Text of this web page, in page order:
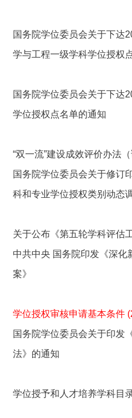
国务院学位委员会关于下达
学与工程一级学科学位授权
国务院学位委员会关于下达
学位授权点名单的通知
“双一流”建设成效评价办法（
国务院学位委员会关于修订
科和专业学位授权类别动态
关于公布《第五轮学科评估
中共中央 国务院印发《深化
案》
学位授权审核申请基本条件
国务院学位委员会关于印发
法》的通知
学位授予和人才培养学科目